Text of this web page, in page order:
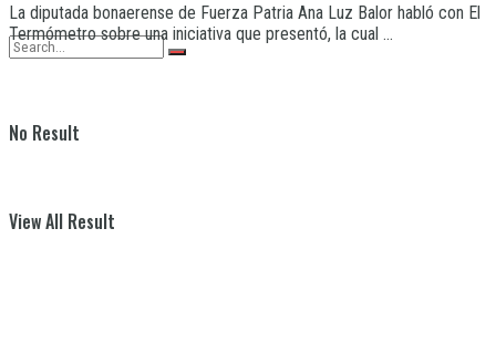
No Result
View All Result
La diputada bonaerense de Fuerza Patria Ana Luz Balor habló con El
Termómetro sobre una iniciativa que presentó, la cual ...